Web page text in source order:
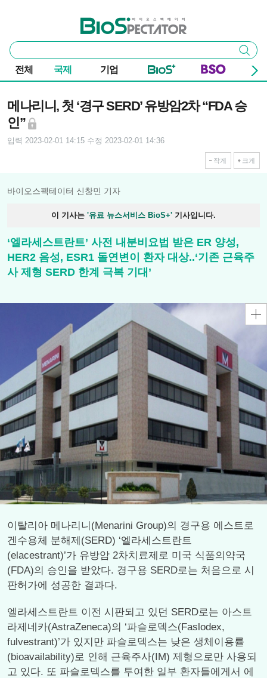
바이오스펙테이터
통
합
검
색
검색
전체 국제 기업
메나리니, 첫 ‘경구 SERD’ 유방암2차 “FDA 승
인”
입력 2023-02-01 14:15 수정 2023-02-01 14:36
작게 크게
바이오스펙테이터 신창민 기자
이 기사는 '유료 뉴스서비스 BioS+' 기사입니다.
‘엘라세스트란트’ 사전 내분비요법 받은 ER 양성,
HER2 음성, ESR1 돌연변이 환자 대상..‘기존 근육주
사 제형 SERD 한계 극복 기대’
이탈리아 메나리니(Menarini Group)의 경구용 에스트로
겐수용체 분해제(SERD) ‘엘라세스트란트
(elacestrant)’가 유방암 2차치료제로 미국 식품의약국
(FDA)의 승인을 받았다. 경구용 SERD로는 처음으로 시
판허가에 성공한 결과다.
엘라세스트란트 이전 시판되고 있던 SERD로는 아스트
라제네카(AstraZeneca)의 ‘파슬로덱스(Faslodex,
fulvestrant)’가 있지만 파슬로덱스는 낮은 생체이용률
(bioavailability)로 인해 근육주사(IM) 제형으로만 사용되
고 있다. 또 파슬로덱스를 투여한 일부 환자들에게서 에